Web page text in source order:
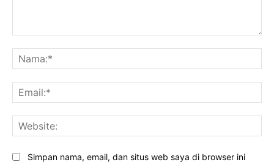
Simpan nama, email, dan situs web saya di browser ini